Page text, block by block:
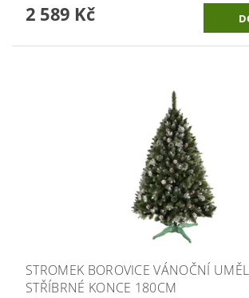
2 589 Kč
STROMEK BOROVICE VÁNOČNÍ
STŘÍBRNÉ KONCE 180CM